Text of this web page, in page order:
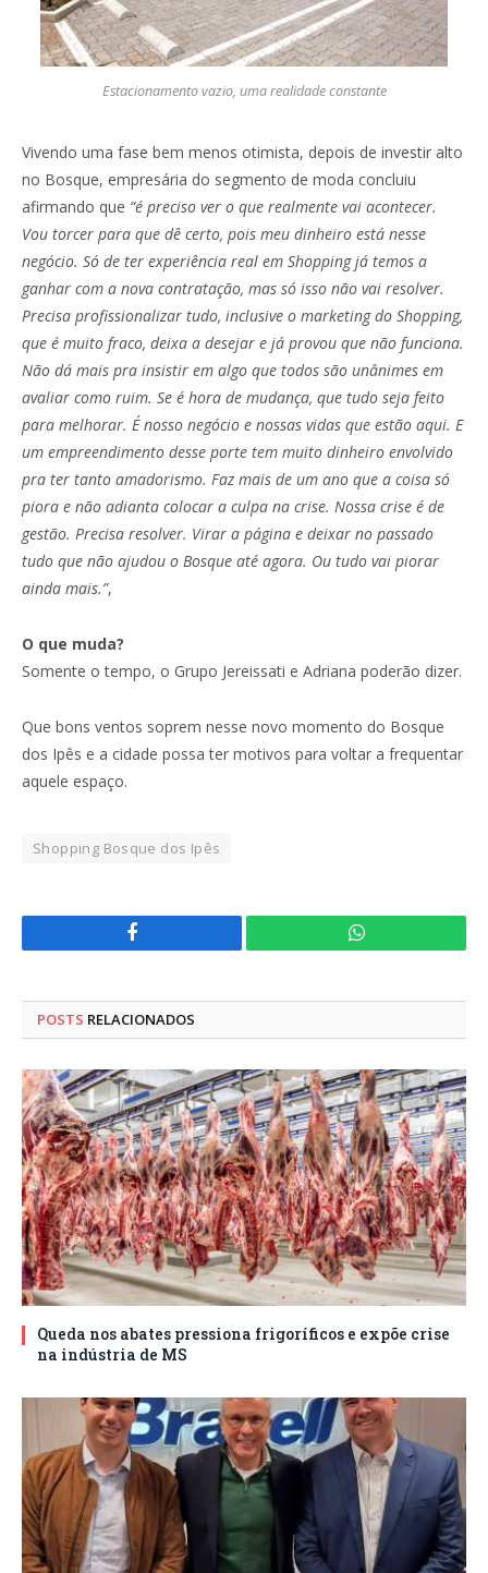
Estacionamento vazio, uma realidade constante
Vivendo uma fase bem menos otimista, depois de investir alto
no Bosque, empresária do segmento de moda concluiu
afirmando que “é preciso ver o que realmente vai acontecer.
Vou torcer para que dê certo, pois meu dinheiro está nesse
negócio. Só de ter experiência real em Shopping já temos a
ganhar com a nova contratação, mas só isso não vai resolver.
Precisa profissionalizar tudo, inclusive o marketing do Shopping,
que é muito fraco, deixa a desejar e já provou que não funciona.
Não dá mais pra insistir em algo que todos são unânimes em
avaliar como ruim. Se é hora de mudança, que tudo seja feito
para melhorar. É nosso negócio e nossas vidas que estão aqui. E
um empreendimento desse porte tem muito dinheiro envolvido
pra ter tanto amadorismo. Faz mais de um ano que a coisa só
piora e não adianta colocar a culpa na crise. Nossa crise é de
gestão. Precisa resolver. Virar a página e deixar no passado
tudo que não ajudou o Bosque até agora. Ou tudo vai piorar
ainda mais.”,
O que muda?
Somente o tempo, o Grupo Jereissati e Adriana poderão dizer.
Que bons ventos soprem nesse novo momento do Bosque
dos Ipês e a cidade possa ter motivos para voltar a frequentar
aquele espaço.
Shopping Bosque dos Ipês
Facebook WhatsApp
POSTS RELACIONADOS
Queda nos abates pressiona frigoríficos e expõe crise
na indústria de MS